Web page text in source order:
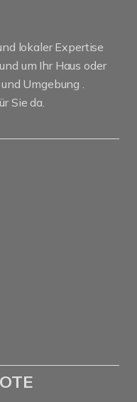
lokaler Expertise
um Ihr Haus oder
Umgebung .
Sie da.